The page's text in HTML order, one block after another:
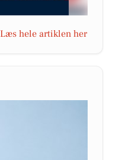
Læs hele artiklen her